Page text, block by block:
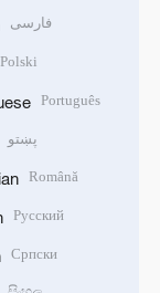
فارسی
Polski
Português
پښتو
Română
Русский
Српски